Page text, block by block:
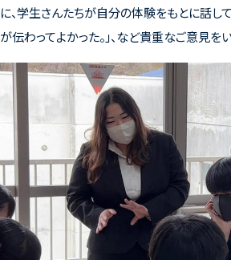
に、学生さんたちが自分の体験をもとに話して
が伝わってよかった。」、など貴重なご意見を